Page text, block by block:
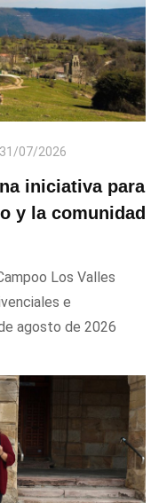
31/07/2026
iniciativa para
y la comunidad
Los Valles
e
agosto de 2026